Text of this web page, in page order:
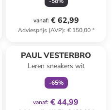
vanaf: € 62,99
Adviesprijs (AVP): € 150,00*
PAUL VESTERBRO
Leren sneakers wit
-65%
vanaf: € 44,99